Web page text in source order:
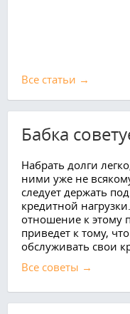
Все cтатьи →
Бабка
Набрать долги
ними уже не
следует держать
кредитной
отношение к этому
приведет к тому,
обслуживать свои
Все советы →